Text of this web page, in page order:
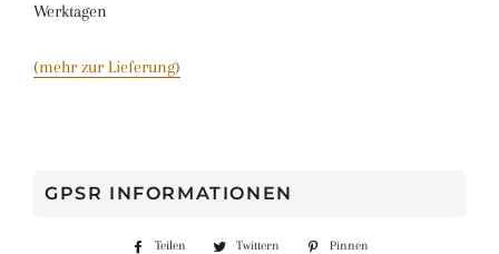
Werktagen
(mehr zur Lieferung)
GPSR INFORMATIONEN
Teilen
Auf
Twittern
Auf
Pinnen